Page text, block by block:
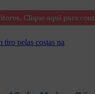
tiro pelas costas na